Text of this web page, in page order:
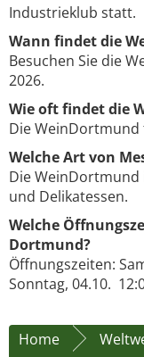
Industrieklub statt.
Wann findet die
Besuchen Sie die
2026.
Wie oft findet die
Die
Welche Art von
Die WeinDortmund
und Delikatessen.
Welche
Dortmund?
Öffnungszeiten:
Sonntag, 04.10.
Home